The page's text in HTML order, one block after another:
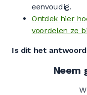
eenvoudig.
Ontdek hier
voordelen ze
Is dit het
Neem